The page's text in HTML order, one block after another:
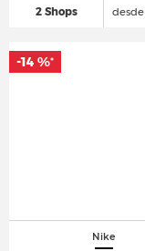
2 Shops desde
Nike
-14 %*